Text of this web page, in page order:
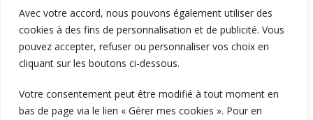
Avec votre accord, nous pouvons également utiliser des
cookies à des fins de personnalisation et de publicité. Vous
pouvez accepter, refuser ou personnaliser vos choix en
cliquant sur les boutons ci-dessous.
Votre consentement peut être modifié à tout moment en
bas de page via le lien « Gérer mes cookies ». Pour en
Supermarchés et commerces
Flotte d'entreprise
Logistique et transport
Foncier et résidentiel